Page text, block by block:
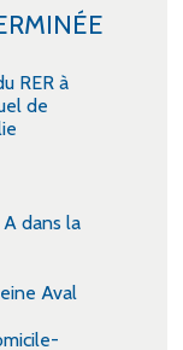
RER à
de
dans la
Aval